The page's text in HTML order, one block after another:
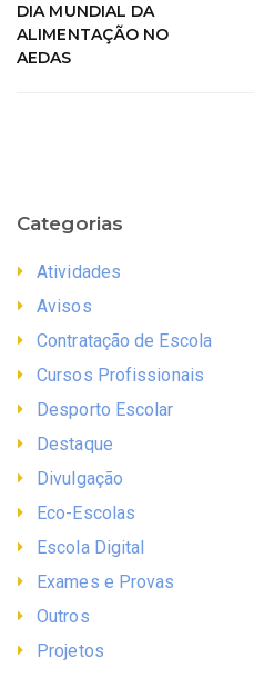
DIA MUNDIAL DA
ALIMENTAÇÃO NO
AEDAS
Categorias
Atividades
Avisos
Contratação de Escola
Cursos Profissionais
Desporto Escolar
Destaque
Divulgação
Eco-Escolas
Escola Digital
Exames e Provas
Outros
Projetos